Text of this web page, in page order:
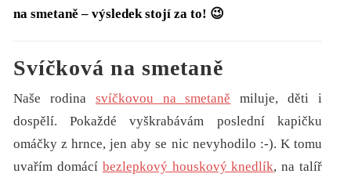
na smetaně – výsledek stojí za to! 😉
Svíčková na smetaně
Naše rodina svíčkovou na smetaně miluje, děti i
dospělí. Pokaždé vyškrabávám poslední kapičku
omáčky z hrnce, jen aby se nic nevyhodilo :-). K tomu
uvařím domácí bezlepkový houskový knedlík, na talíř